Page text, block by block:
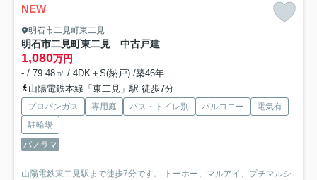
NEW
明石市二見町東二見
明石市二見町東二見 中古戸建
1,080万円
- / 79.48㎡ / 4DK＋S(納戸) /築46年
山陽電鉄本線「東二見」駅 徒歩7分
プロパンガス 専用庭 バス・トイレ別 バルコニー
電気有
駐輪場
パノラマ
山陽電鉄東二見駅まで徒歩7分です。 トーホー、マルアイ、プチマルシ